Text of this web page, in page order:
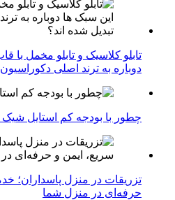
تابلو کلاسیک و تابلو مخمل با
دوباره به ترند اصلی
چطور با بودجه کم استایل شیک
تزریقات در منزل پاسداران؛
حرفه‌ای در منزل شما